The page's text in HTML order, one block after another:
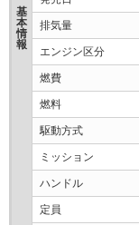
基
本
情
報
排気量
エンジン区分
燃費
燃料
駆動方式
ミッション
ハンドル
定員